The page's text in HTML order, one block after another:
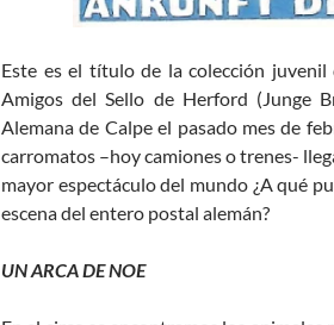
Este es el título de la colección
Amigos del Sello de Herford (Junge
Alemana de Calpe el pasado mes de
carromatos –hoy camiones o trenes-
mayor espectáculo del mundo ¿A qué
escena del entero postal alemán?
UN ARCA DE NOE